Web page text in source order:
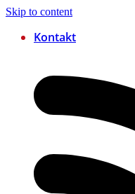
Skip to content
Kontakt